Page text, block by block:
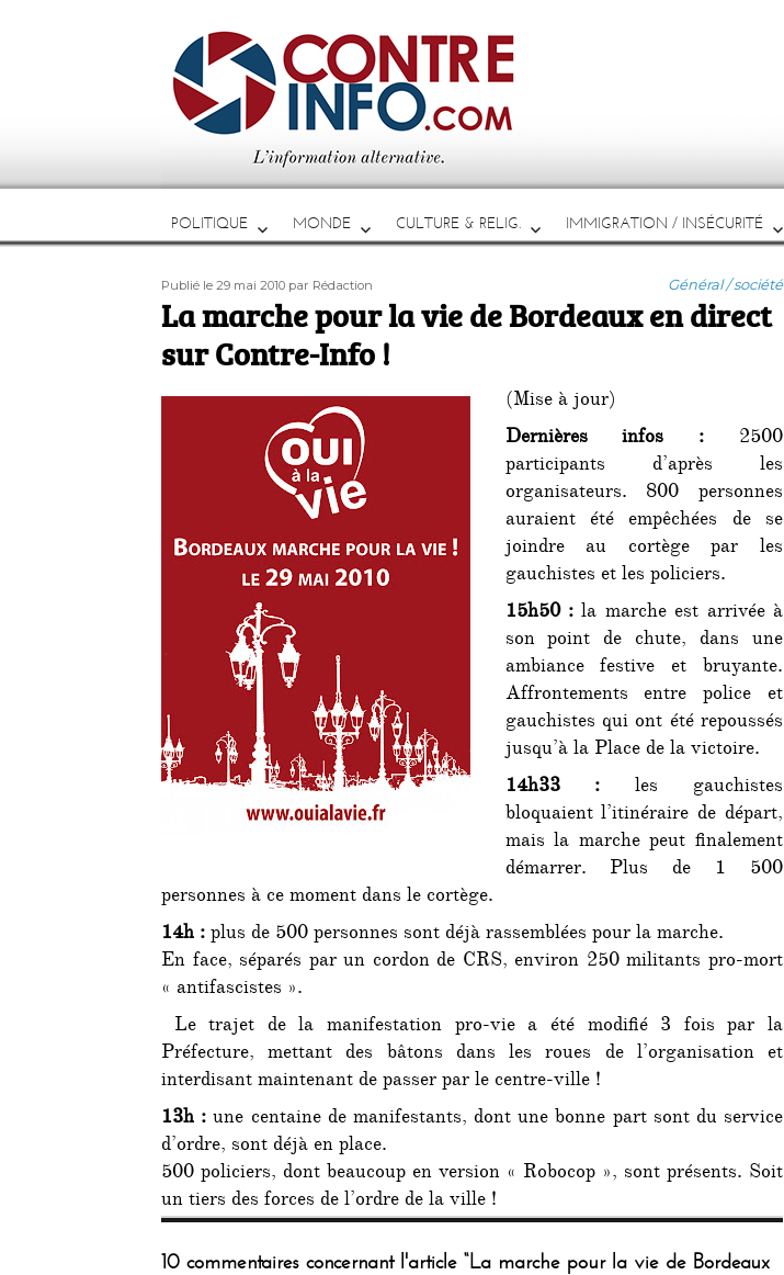
POLITIQUE MONDE CULTURE & RELIG. IMMIGRATION / INSÉCURITÉ
Publié
le
Publié le 29 mai 2010 Auteur
par Rédaction Catégories
Général / société
La marche pour la vie de Bordeaux en direct
sur Contre-Info !
(Mise à jour)
Dernières infos : 2500
participants d’après les
organisateurs. 800 personnes
auraient été empêchées de se
joindre au cortège par les
gauchistes et les policiers.
15h50 :la marche est arrivée à
son point de chute, dans une
ambiance festive et bruyante.
Affrontements entre police et
gauchistes qui ont été repoussés
jusqu’à la Place de la victoire.
14h33 :les gauchistes
bloquaient l’itinéraire de départ,
mais la marche peut finalement
démarrer. Plus de 1 500
personnes à ce moment dans le cortège.
14h :plus de 500 personnes sont déjà rassemblées pour la marche.
En face, séparés par un cordon de CRS, environ 250 militants pro-mort
« antifascistes ».
Le trajet de la manifestation pro-vie a été modifié 3 fois par la
Préfecture, mettant des bâtons dans les roues de l’organisation et
interdisant maintenant de passer par le centre-ville !
13h : une centaine de manifestants, dont une bonne part sont du service
d’ordre, sont déjà en place.
500 policiers, dont beaucoup en version « Robocop », sont présents. Soit
un tiers des forces de l’ordre de la ville !
10 commentaires concernant l'article “La marche pour la vie de Bordeaux